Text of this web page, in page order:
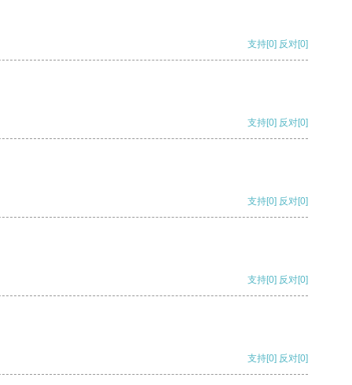
支持[0] 反对[0]
支持[0] 反对[0]
支持[0] 反对[0]
支持[0] 反对[0]
支持[0] 反对[0]